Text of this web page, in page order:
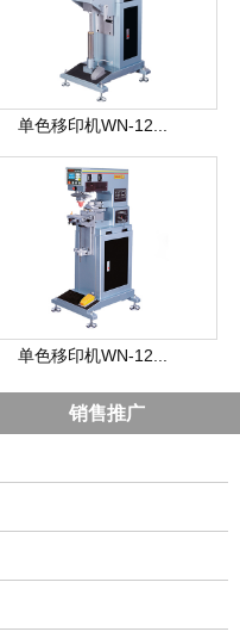
单色移印机WN-12...
单色移印机WN-12...
销售推广